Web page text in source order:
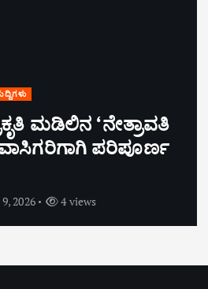
ಮಡಿಲಿನ ‘ನೇತ್ರಾವತಿ
ಪರಿಪೂರ್ಣ
2026 4 views